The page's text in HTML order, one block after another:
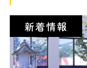
新着情報